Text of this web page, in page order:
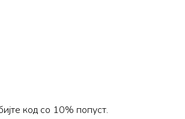
код со 10% попуст.